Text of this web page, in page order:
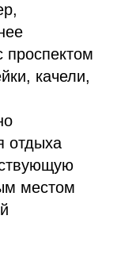
проспектом
качели,
отдыха
местом